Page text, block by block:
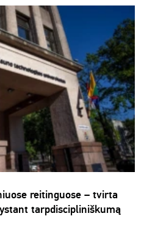
reitinguose – tvirta
tarpdiscipliniškumą